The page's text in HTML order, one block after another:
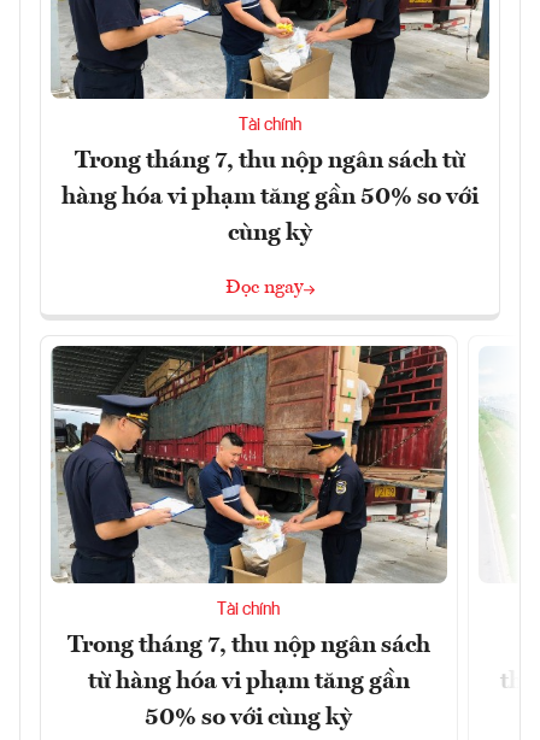
Tài chính
Trong tháng 7, thu nộp ngân sách từ
hàng hóa vi phạm tăng gần 50% so với
cùng kỳ
Đọc ngay
Tài chính
Trong tháng 7, thu nộp ngân sách
từ hàng hóa vi phạm tăng gần
50% so với cùng kỳ